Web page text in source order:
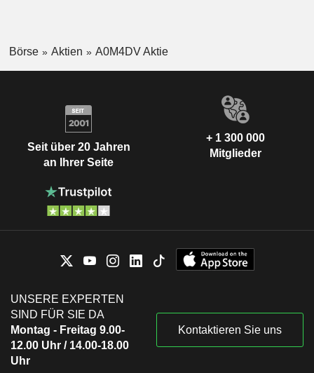
Börse Aktien A0M4DV Aktie
Seit über 20 Jahren
an Ihrer Seite
+ 1 300 000
Mitglieder
UNSERE EXPERTEN
SIND FÜR SIE DA
Montag - Freitag 9.00-
12.00 Uhr / 14.00-18.00
Uhr
Kontaktieren Sie uns